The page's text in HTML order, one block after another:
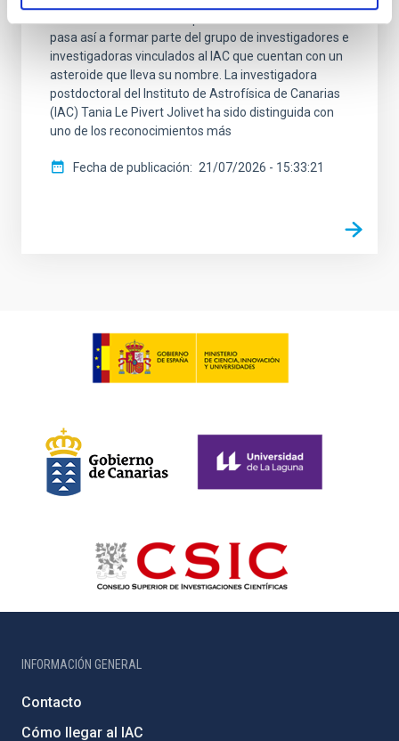
pasa así a formar parte del grupo de investigadores e
investigadoras vinculados al IAC que cuentan con un
asteroide que lleva su nombre. La investigadora
postdoctoral del Instituto de Astrofísica de Canarias
(IAC) Tania Le Pivert Jolivet ha sido distinguida con
uno de los reconocimientos más
Fecha de publicación 21/07/2026 - 15:33:21
INFORMACIÓN GENERAL
Contacto
Cómo llegar al IAC